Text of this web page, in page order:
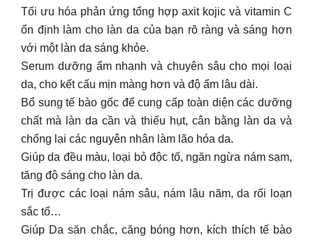
Tối ưu hóa phản ứng tổng hợp axit kojic và vitamin C
ổn định làm cho làn da của bạn rõ ràng và sáng hơn
với một làn da sáng khỏe.
Serum dưỡng ẩm nhanh và chuyên sâu cho mọi loại
da, cho kết cấu mịn màng hơn và độ ẩm lâu dài.
Bổ sung tế bào gốc để cung cấp toàn diện các dưỡng
chất mà làn da cần và thiếu hụt, cân bằng làn da và
chống lại các nguyên nhân làm lão hóa da.
Giúp da đều màu, loại bỏ độc tố, ngăn ngừa nám sạm,
tăng độ sáng cho làn da.
Trị được các loại nám sâu, nám lâu năm, da rối loạn
sắc tố…
Giúp Da săn chắc, căng bóng hơn, kích thích tế bào